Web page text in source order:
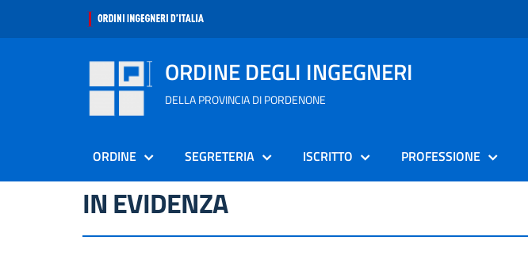
ORDINE DEGLI INGEGNERI
DELLA PROVINCIA DI PORDENONE
ORDINE SEGRETERIA ISCRITTO PROFESSIONE
IN EVIDENZA